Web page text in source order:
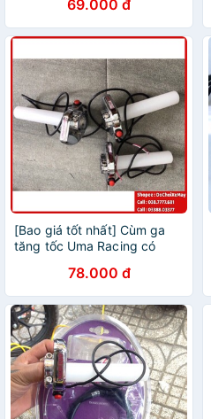
69.000 đ
[Bao giá tốt nhất] Cùm ga
tăng tốc Uma Racing có
78.000 đ